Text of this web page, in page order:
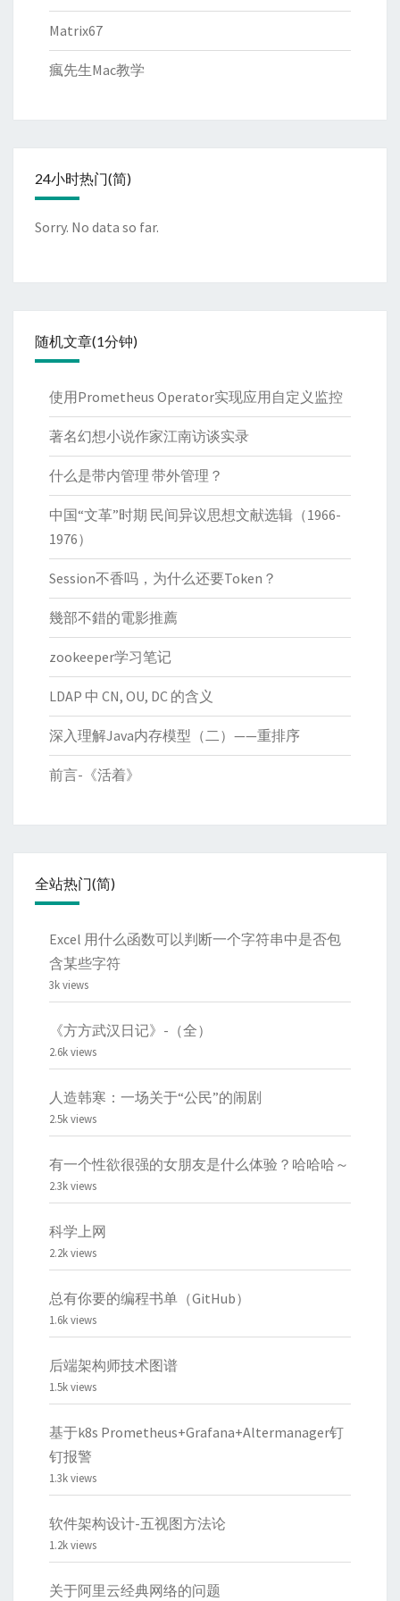
Matrix67
瘋先生Mac教学
24小时热门(简)
Sorry. No data so far.
随机文章(1分钟)
使用Prometheus Operator实现应用自定义监控
著名幻想小说作家江南访谈实录
什么是带内管理 带外管理？
中国“文革”时期 民间异议思想文献选辑（1966-
1976）
Session不香吗，为什么还要Token？
幾部不錯的電影推薦
zookeeper学习笔记
LDAP 中 CN, OU, DC 的含义
深入理解Java内存模型（二）——重排序
前言-《活着》
全站热门(简)
Excel 用什么函数可以判断一个字符串中是否包
含某些字符
3k views
《方方武汉日记》-（全）
2.6k views
人造韩寒：一场关于“公民”的闹剧
2.5k views
有一个性欲很强的女朋友是什么体验？哈哈哈～
2.3k views
科学上网
2.2k views
总有你要的编程书单（GitHub）
1.6k views
后端架构师技术图谱
1.5k views
基于k8s Prometheus+Grafana+Altermanager钉
钉报警
1.3k views
软件架构设计-五视图方法论
1.2k views
关于阿里云经典网络的问题